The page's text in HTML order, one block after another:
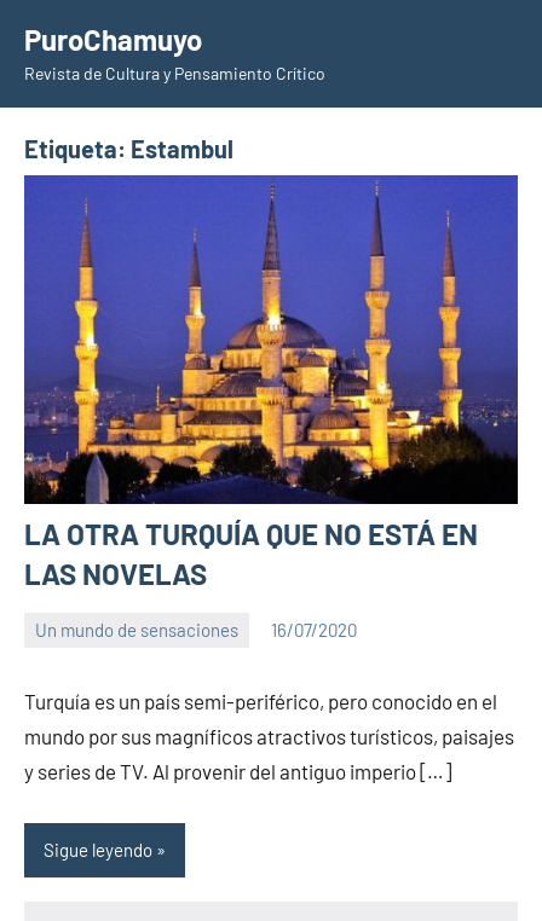
contenido
PuroChamuyo
Revista de Cultura y Pensamiento Crítico
Etiqueta: Estambul
LA OTRA TURQUÍA QUE NO ESTÁ EN
LAS NOVELAS
Un mundo de sensaciones 16/07/2020
comentarios
Turquía es un país semi-periférico, pero conocido en el
mundo por sus magníficos atractivos turísticos, paisajes
y series de TV. Al provenir del antiguo imperio […]
Sigue leyendo